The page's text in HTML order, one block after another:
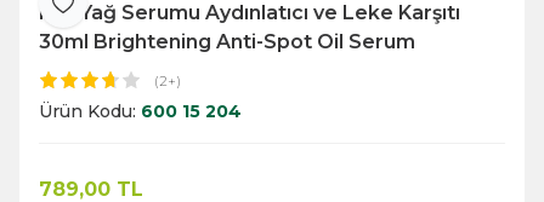
Favoriye Ekle
Nar Yağ Serumu Aydınlatıcı ve Leke Karşıtı
30ml Brightening Anti-Spot Oil Serum
(2+)
Ürün Kodu: 600 15 204
789,00 TL